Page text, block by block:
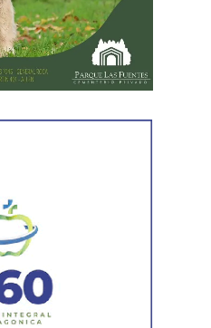
y gestión
vehículos a su nombre.
la Municipalidad de
para un establecimiento
y Control Aduanero sumó
el progenitor aparecía
o administrador en
se agregó un